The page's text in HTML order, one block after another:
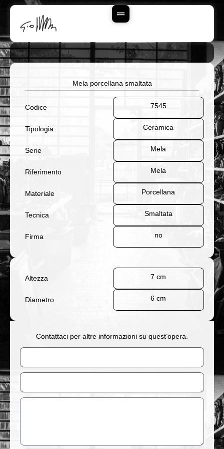
Contenuto
Mela porcellana smaltata
Codice 7545
Tipologia Ceramica
Serie Mela
Riferimento Mela
Materiale Porcellana
Tecnica Smaltata
Firma no
Altezza 7 cm
Diametro 6 cm
Contattaci per altre informazioni su quest’opera.
Nome
Email
Messaggio